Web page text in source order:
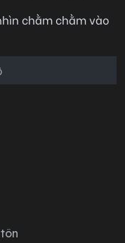
chằm chằm vào
gọi tôi là chủ
bị đá/nh dấu."